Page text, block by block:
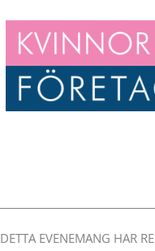
DETTA EVENEMANG HAR